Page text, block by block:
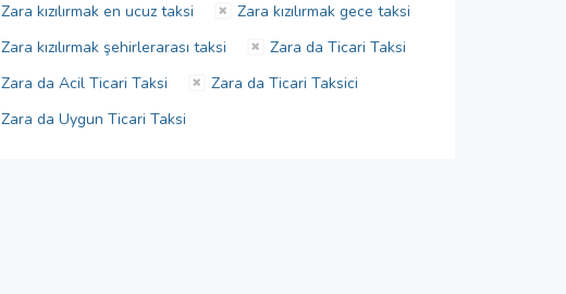
Zara kızılırmak en ucuz taksi
Zara kızılırmak gece taksi
Zara kızılırmak şehirlerarası taksi
Zara da Ticari Taksi
Zara da Acil Ticari Taksi
Zara da Ticari Taksici
Zara da Uygun Ticari Taksi